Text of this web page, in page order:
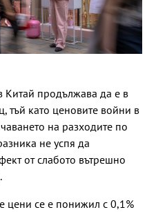
Китай продължава да е в
тъй като ценовите войни в
на разходите по
не успя да
от слабото вътрешно
цени се е понижил с 0,1%